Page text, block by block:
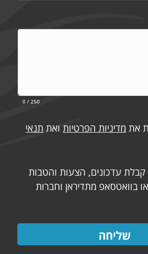
0 / 250
את מדיניות הפרטיות ואת תנאי
עדכונים, הצעות והטבות
בוואטסאפ מתדיראן וחברות
שליחה